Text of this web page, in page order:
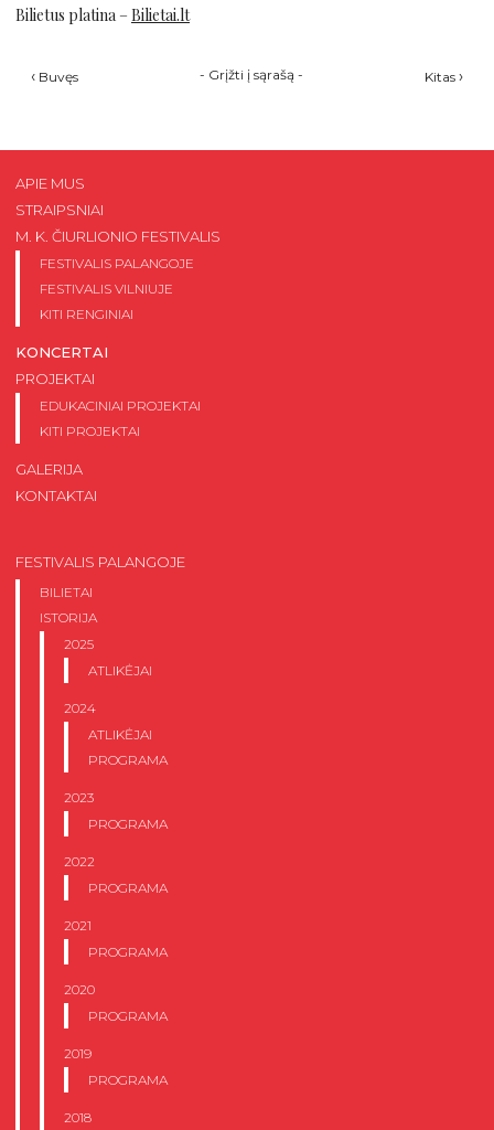
Bilietus platina – Bilietai.lt
‹ Buvęs - Grįžti į sąrašą - Kitas ›
APIE MUS
STRAIPSNIAI
M. K. ČIURLIONIO FESTIVALIS
FESTIVALIS PALANGOJE
FESTIVALIS VILNIUJE
KITI RENGINIAI
KONCERTAI
PROJEKTAI
EDUKACINIAI PROJEKTAI
KITI PROJEKTAI
GALERIJA
KONTAKTAI
FESTIVALIS PALANGOJE
BILIETAI
ISTORIJA
2025
ATLIKĖJAI
2024
ATLIKĖJAI
PROGRAMA
2023
PROGRAMA
2022
PROGRAMA
2021
PROGRAMA
2020
PROGRAMA
2019
PROGRAMA
2018